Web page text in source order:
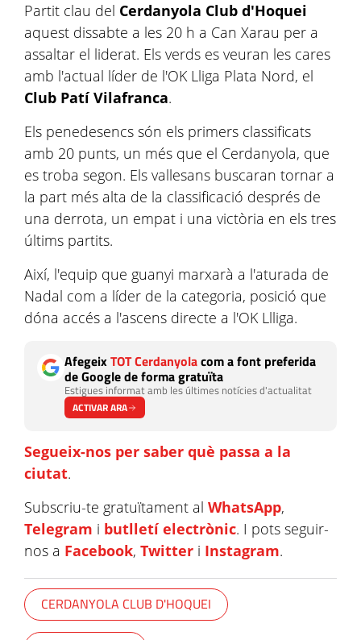
Partit clau del Cerdanyola Club d'Hoquei
aquest dissabte a les 20 h a Can Xarau per a
assaltar el liderat. Els verds es veuran les cares
amb l'actual líder de l'OK Lliga Plata Nord, el
Club Patí Vilafranca.
Els penedesencs són els primers classificats
amb 20 punts, un més que el Cerdanyola, que
es troba segon. Els vallesans buscaran tornar a
la part més alta de la classificació després de
una derrota, un empat i una victòria en els tres
últims partits.
Així, l'equip que guanyi marxarà a l'aturada de
Nadal com a líder de la categoria, posició que
dóna accés a l'ascens directe a l'OK Llliga.
AfegeixTOT Cerdanyolacom a font preferida
de Google de forma gratuïta
Estigues informat amb les últimes notícies d'actualitat
ACTIVAR ARA
Segueix-nos per saber què passa a la
ciutat.
Subscriu-te gratuïtament al WhatsApp,
Telegram i butlletí electrònic. I pots seguir-
nos a Facebook, Twitter i Instagram.
CERDANYOLA CLUB D'HOQUEI